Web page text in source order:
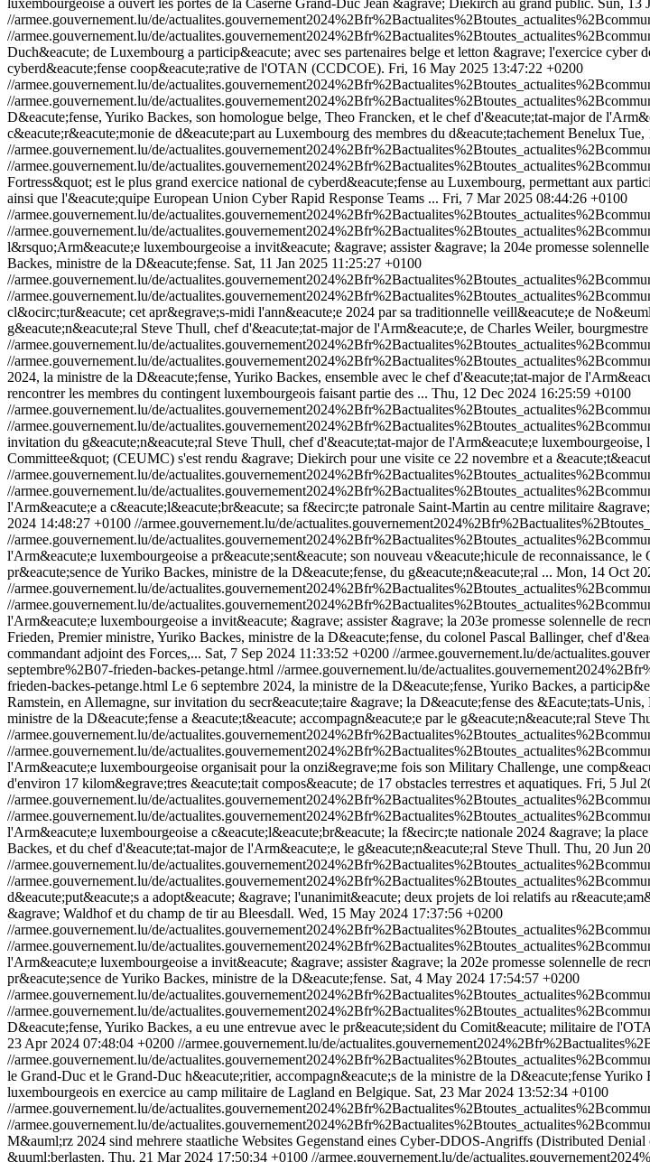
luxembourgeoise a ouvert les portes de la Caserne Grand-Duc Jean &agrave; Diekirch au grand public. Sun, 13
//armee.gouvernement.lu/de/
//armee.gouvernement.lu/de/
Duch&eacute; de Luxembourg a particip&eacute; avec ses partenaires belge et letton &agrave; l'exercice
cyberd&eacute;fense coop&eacute;rative de l'OTAN (CCDCOE). Fri, 16 May 2025 13:47:22 +0200
//armee.gouvernement.lu/de/
//armee.gouvernement.lu/de/
D&eacute;fense, Yuriko Backes, son homologue belge, Theo Francken, et le chef d'&eacute;tat-major de
c&eacute;r&eacute;monie de d&eacute;part au Luxembourg des membres du d&eacute;tachement Benelux Tue,
//armee.gouvernement.lu/de/
//armee.gouvernement.lu/de/
Fortress&quot; est le plus grand exercice national de cyberd&eacute;fense au Luxembourg, permettant aux
ainsi que l'&eacute;quipe European Union Cyber Rapid Response Teams ... Fri, 7 Mar 2025 08:44:26 +0100
//armee.gouvernement.lu/de/
//armee.gouvernement.lu/de/
l&rsquo;Arm&eacute;e luxembourgeoise a invit&eacute; &agrave; assister &agrave; la 204e promesse
Backes, ministre de la D&eacute;fense. Sat, 11 Jan 2025 11:25:27 +0100
//armee.gouvernement.lu/de/
//armee.gouvernement.lu/de/
cl&ocirc;tur&eacute; cet apr&egrave;s-midi l'ann&eacute;e 2024 par sa traditionnelle veill&eacute;e de
g&eacute;n&eacute;ral Steve Thull, chef d'&eacute;tat-major de l'Arm&eacute;e, de Charles Weiler, bourgmestre
//armee.gouvernement.lu/de/
//armee.gouvernement.lu/de/
2024, la ministre de la D&eacute;fense, Yuriko Backes, ensemble avec le chef d'&eacute;tat-major de
rencontrer les membres du contingent luxembourgeois faisant partie des ... Thu, 12 Dec 2024 16:25:59 +0100
//armee.gouvernement.lu/de/
//armee.gouvernement.lu/de/
invitation du g&eacute;n&eacute;ral Steve Thull, chef d'&eacute;tat-major de l'Arm&eacute;e
Committee&quot; (CEUMC) s'est rendu &agrave; Diekirch pour une visite ce 22 novembre et a
//armee.gouvernement.lu/de/
//armee.gouvernement.lu/de/
l'Arm&eacute;e a c&eacute;l&eacute;br&eacute; sa f&ecirc;te patronale Saint-Martin au centre militaire
2024 14:48:27 +0100 //armee.gouvernement.lu/de/
//armee.gouvernement.lu/de/
l'Arm&eacute;e luxembourgeoise a pr&eacute;sent&eacute; son nouveau v&eacute;hicule de
pr&eacute;sence de Yuriko Backes, ministre de la D&eacute;fense, du g&eacute;n&eacute;ral ... Mon, 14 Oct
//armee.gouvernement.lu/de/
//armee.gouvernement.lu/de/
l'Arm&eacute;e luxembourgeoise a invit&eacute; &agrave; assister &agrave; la 203e promesse solennelle de
Frieden, Premier ministre, Yuriko Backes, ministre de la D&eacute;fense, du colonel Pascal Ballinger, chef
commandant adjoint des Forces,... Sat, 7 Sep 2024 11:33:52 +0200 //armee.gouvernement.lu/de/
septembre%2B07-frieden-backes-petange.html //armee.gouvernement.lu/de/
frieden-backes-petange.html Le 6 septembre 2024, la ministre de la D&eacute;fense, Yuriko Backes, a
Ramstein, en Allemagne, sur invitation du secr&eacute;taire &agrave; la D&eacute;fense des &Eacute;tats-
ministre de la D&eacute;fense a &eacute;t&eacute; accompagn&eacute;e par le g&eacute;n&eacute;ral Steve
//armee.gouvernement.lu/de/
//armee.gouvernement.lu/de/
l'Arm&eacute;e luxembourgeoise organisait pour la onzi&egrave;me fois son Military Challenge, une
d'environ 17 kilom&egrave;tres &eacute;tait compos&eacute; de 17 obstacles terrestres et aquatiques. Fri, 5 Jul
//armee.gouvernement.lu/de/
//armee.gouvernement.lu/de/
l'Arm&eacute;e luxembourgeoise a c&eacute;l&eacute;br&eacute; la f&ecirc;te nationale 2024 &agrave; la
Backes, et du chef d'&eacute;tat-major de l'Arm&eacute;e, le g&eacute;n&eacute;ral Steve Thull. Thu, 20 Jun
//armee.gouvernement.lu/de/
//armee.gouvernement.lu/de/
d&eacute;put&eacute;s a adopt&eacute; &agrave; l'unanimit&eacute; deux projets de loi relatifs au
&agrave; Waldhof et du champ de tir au Bleesdall. Wed, 15 May 2024 17:37:56 +0200
//armee.gouvernement.lu/de/
//armee.gouvernement.lu/de/
l'Arm&eacute;e luxembourgeoise a invit&eacute; &agrave; assister &agrave; la 202e promesse solennelle de
pr&eacute;sence de Yuriko Backes, ministre de la D&eacute;fense. Sat, 4 May 2024 17:54:57 +0200
//armee.gouvernement.lu/de/
//armee.gouvernement.lu/de/
D&eacute;fense, Yuriko Backes, a eu une entrevue avec le pr&eacute;sident du Comit&eacute; militaire de
23 Apr 2024 07:48:04 +0200 //armee.gouvernement.lu/de/
//armee.gouvernement.lu/de/
le Grand-Duc et le Grand-Duc h&eacute;ritier, accompagn&eacute;s de la ministre de la D&eacute;fense
luxembourgeois en exercice au camp militaire de Lagland en Belgique. Sat, 23 Mar 2024 13:52:34 +0100
//armee.gouvernement.lu/de/
//armee.gouvernement.lu/de/
M&auml;rz 2024 sind mehrere staatliche Websites Gegenstand eines Cyber-DDOS-Angriffs (Distributed
&uuml;berlasten. Thu, 21 Mar 2024 17:50:34 +0100 //armee.gouvernement.lu/de/